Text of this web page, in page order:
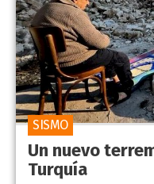
Un nuevo
Turquía
SISMO